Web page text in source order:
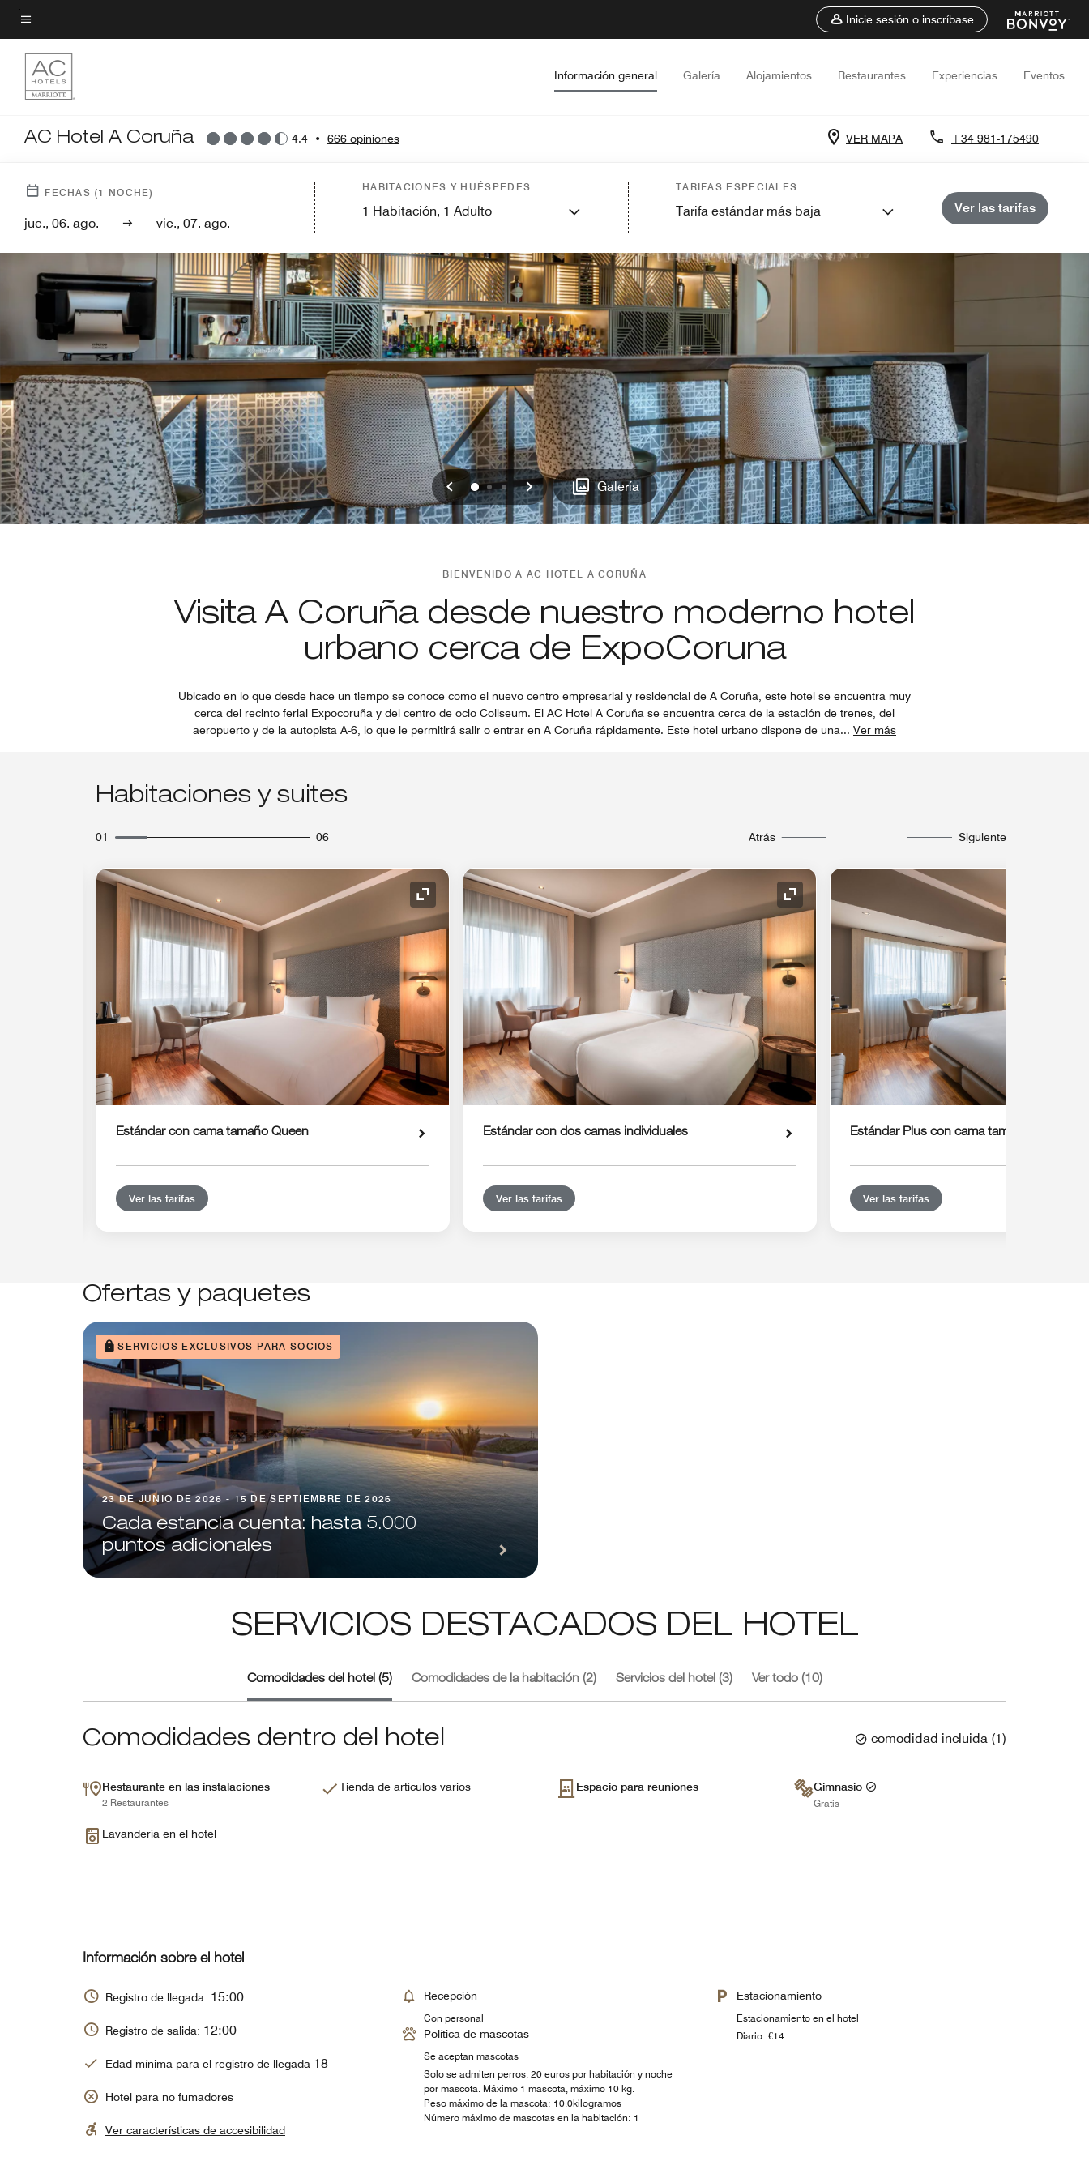
Skip
to
main
content
Texto del menú
Inicie sesión o inscríbase
Información general Galería Alojamientos Restaurantes Experiencias Eventos
AC Hotel A Coruña 4.4 • 666 opiniones VER MAPA +34 981-175490
FECHAS (1 NOCHE)
jue., 06. ago. vie., 07. ago.
HABITACIONES Y HUÉSPEDES
1 Habitación, 1 Adulto
TARIFAS ESPECIALES
Tarifa estándar más baja Ver las tarifas
Anterior
012 SiguienteGalería
BIENVENIDO A AC HOTEL A CORUÑA
Visita A Coruña desde nuestro moderno hotel
urbano cerca de ExpoCoruna
Ubicado en lo que desde hace un tiempo se conoce como el nuevo centro empresarial y residencial de A Coruña, este hotel se encuentra muy
cerca del recinto ferial Expocoruña y del centro de ocio Coliseum. El AC Hotel A Coruña se encuentra cerca de la estación de trenes, del
aeropuerto y de la autopista A-6, lo que le permitirá salir o entrar en A Coruña rápidamente. Este hotel urbano dispone de una... Ver más
Habitaciones y suites
01 06 Atrás Siguiente
Icono de expansión Icono de expansión
Estándar con cama tamaño Queen
Ver las tarifas
Icono de expansión
Estándar con dos camas individuales
Ver las tarifas
Estándar Plus con cama tamaño Queen
Ver las tarifas
Ofertas y paquetes
SERVICIOS EXCLUSIVOS PARA SOCIOS
23 DE JUNIO DE 2026 - 15 DE SEPTIEMBRE DE 2026
Cada estancia cuenta: hasta 5.000
puntos adicionales
SERVICIOS DESTACADOS DEL HOTEL
Comodidades del hotel (5) Comodidades de la habitación (2) Servicios del hotel (3) Ver todo (10)
Comodidades dentro del hotel comodidad incluida (1)
Restaurante en las instalaciones
2 Restaurantes
Tienda de artículos varios Espacio para reuniones Gimnasio
Gratis
Lavandería en el hotel
Información sobre el hotel
Registro de llegada: 15:00
Registro de salida: 12:00
Edad mínima para el registro de llegada 18
Hotel para no fumadores
Ver características de accesibilidad
Recepción
Con personal
Política de mascotas
Se aceptan mascotas
Solo se admiten perros. 20 euros por habitación y noche
por mascota. Máximo 1 mascota, máximo 10 kg.
Peso máximo de la mascota: 10.0kilogramos
Número máximo de mascotas en la habitación: 1
Estacionamiento
Estacionamiento en el hotel
Diario: €14